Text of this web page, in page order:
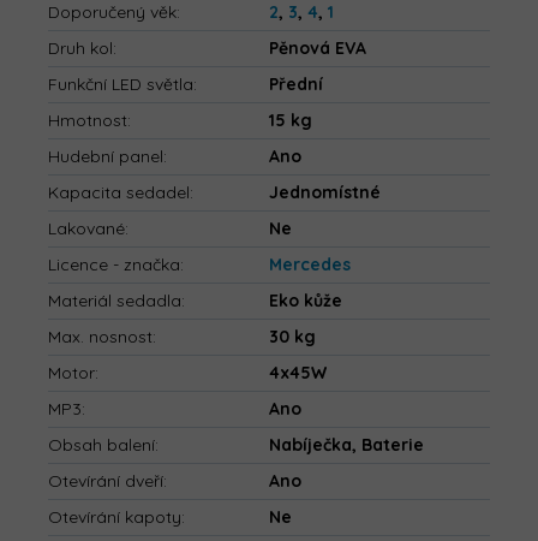
Doporučený věk: 2, 3, 4, 1
Druh kol:
Pěnová EVA
Funkční LED světla:
Přední
Hmotnost:
15 kg
Hudební panel:
Ano
Kapacita sedadel:
Jednomístné
Lakované:
Ne
Licence - značka:
Mercedes
Materiál sedadla:
Eko kůže
Max. nosnost:
30 kg
Motor:
4x45W
MP3:
Ano
Obsah balení:
Nabíječka, Baterie
Otevírání dveří:
Ano
Otevírání kapoty:
Ne